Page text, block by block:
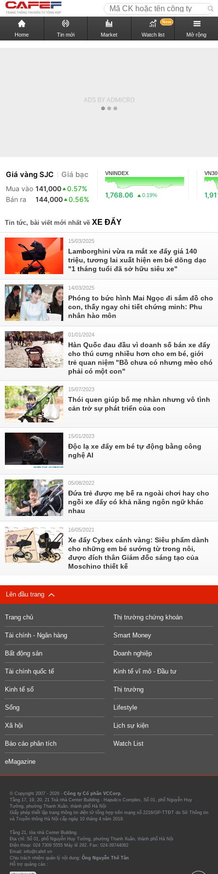
Home Tin mới Market Watch list
New
Mở rộng
Giá vàng SJC Giá bạc
Mua vào 141,000
0.57%
Bán ra
144,000 0.56%
VNINDEX
1,768.06 0.19%
VN30
Tin tức, bài viết mới nhất về XE ĐẨY
15/03/2025
Lamborghini vừa ra mắt xe đẩy giá 140
triệu, tương lai xuất hiện em bé dõng dạc
"1 tháng tuổi đã sở hữu siêu xe"
14/03/2025
Phóng to bức hình Mai Ngọc đi sắm đồ cho
con, thấy ngay chi tiết chứng minh: Phu
nhân hào môn
01/01/2024
Hàn Quốc đau đầu vì doanh số bán xe đẩy
cho thú cưng nhiều hơn cho em bé, giới
trẻ quan niệm "Bồ chưa có nhưng mèo chó
phải có một con"
15/07/2023
Thói quen giúp bố mẹ nhàn nhưng vô tình
cản trở sự phát triển của con
15/01/2023
Độc lạ xe đẩy em bé tự động bằng công
nghệ AI
05/08/2022
Đứa trẻ được mẹ bế ra ngoài chơi hay cho
ngồi xe đẩy có khả năng ngôn ngữ khác
nhau
16/05/2021
Xe đẩy Cybex cánh vàng: Siêu phẩm dành
cho những em bé sướng từ trong nôi,
được đích thân Giám đốc sáng tạo của
Moschino thiết kế
Lên đầu trang
Trang chủ Thị trường chứng khoán
Tài chính - Ngân hàng Smart Money
Bất động sản Doanh nghiệp
Tài chính quốc tế Kinh tế vĩ mô - Đầu tư
Kinh tế số Thị trường
Sống Lifestyle
Xã hội Lịch sự kiện
Báo cáo phân tích Watch List
eMagazine
© Copyright 2007 - 2026 - Công ty Cổ phần VCCorp.
Tầng 17, 19, 20, 21 Toà nhà Center Building - Hapulico Complex, Số 01, phố Nguyễn Huy
Tưởng, phường Thanh Xuân, thành phố Hà Nội
Giấy phép thiết lập trang thông tin điện tử tổng hợp trên mạng số 2216/GP-TTĐT do Sở Thông tin
và Truyền thông Hà Nội cấp ngày 10 tháng 4 năm 2019.
Tầng 21, tòa nhà Center Building.
Địa chỉ: Số 01, phố Nguyễn Huy Tưởng, phường Thanh Xuân, thành phố Hà Nội
Điện thoại: 024 7309 5555 Máy lẻ 292. Fax: 024-39744082
Email: info@cafef.vn
Chịu trách nhiệm quản lý nội dung: Ông Nguyễn Thế Tân
Hỗ trợ quảng cáo :